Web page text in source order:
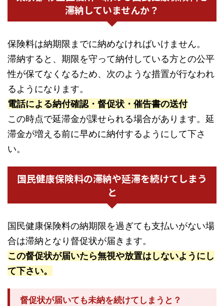
滞納していませんか？
保険料は納期限までに納めなければいけません。
滞納すると、期限を守って納付している方との公平
性が保てなくなるため、次のような措置が行なわれ
るようになります。
電話による納付確認・督促状・催告書の送付
この時点で延滞金が課せられる場合があります。延
滞金が増える前に早めに納付するようにして下さ
い。
国民健康保険料の滞納や延滞を続けてしまう
と
国民健康保険料の納期限を過ぎても支払いがない場
合は滞納となり督促状が届きます。
この督促状が届いたら無視や放置はしないようにし
て下さい。
督促状が届いても未納を続けてしまうと？